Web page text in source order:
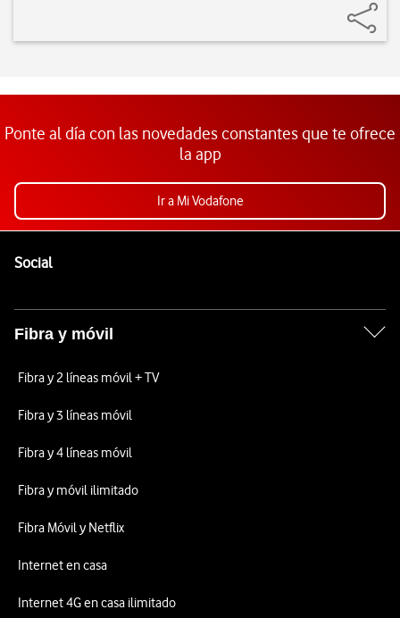
Ponte al día con las novedades constantes que te ofrece
la app
Ir a Mi Vodafone
SocialEnlaces a las redes sociales de Vodafone
Fibra y móvil
Fibra y 2 líneas móvil + TV
Fibra y 3 líneas móvil
Fibra y 4 líneas móvil
Fibra y móvil ilimitado
Fibra Móvil y Netflix
Internet en casa
Internet 4G en casa ilimitado